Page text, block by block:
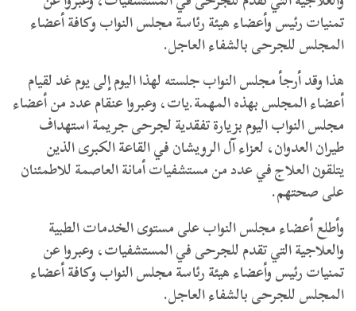
تمنيات رئيس وأعضاء هيئة رئاسة مجلس النواب وكافة أعضاء
المجلس للجرحى بالشفاء العاجل.
هذا وقد أرجأ مجلس النواب جلسته لهذا اليوم إلى يوم غد لقيام
أعضاء المجلس بهذه المهمة.يات، وعبروا عنقام عدد من أعضاء
مجلس النواب اليوم بزيارة تفقدية لجرحى جريمة استهداف
طيران العدوان، لعزاء آل الرويشان في القاعة الكبرى الذين
يتلقون العلاج في عدد من مستشفيات أمانة العاصمة للاطمئنان
على صحتهم.
وأطلع أعضاء مجلس النواب على مستوى الخدمات الطبية
والعلاجية التي تقدم للجرحى في المستشفيات، وعبروا عن
تمنيات رئيس وأعضاء هيئة رئاسة مجلس النواب وكافة أعضاء
المجلس للجرحى بالشفاء العاجل.